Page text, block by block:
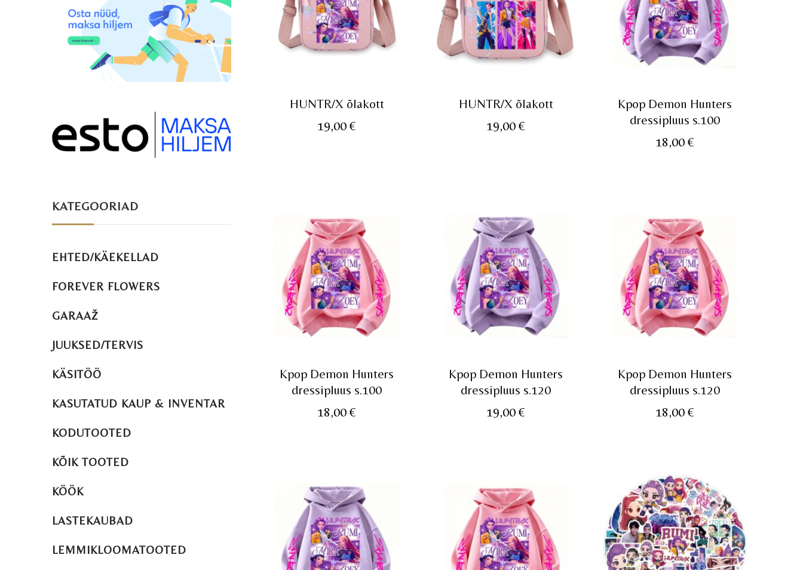
HUNTR/X õlakott
19,00€
HUNTR/X õlakott
19,00€
Kpop Demon Hunters
dressipluus s.100
18,00€
Kpop Demon Hunters
dressipluus s.100
18,00€
Kpop Demon Hunters
dressipluus s.120
19,00€
Kpop Demon Hunters
dressipluus s.120
18,00€
KATEGOORIAD
EHTED/KÄEKELLAD
FOREVER FLOWERS
GARAAŽ
JUUKSED/TERVIS
KÄSITÖÖ
KASUTATUD KAUP & INVENTAR
KODUTOOTED
KÕIK TOOTED
KÖÖK
LASTEKAUBAD
LEMMIKLOOMATOOTED